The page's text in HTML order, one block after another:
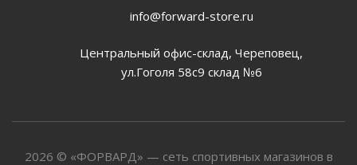
info@forward-store.ru
Центральный офис-склад, Череповец,
ул.Гоголя 58с9 склад №6
2026 © «ФОРВАРД» — сеть спортивных магазинов в